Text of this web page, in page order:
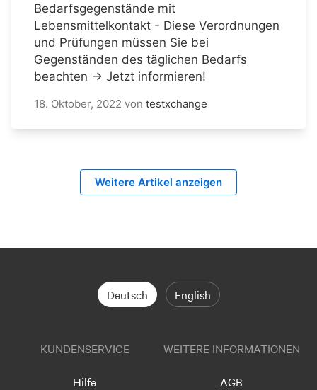
Bedarfsgegenstände mit
Lebensmittelkontakt - Diese Verordnungen
und Prüfungen müssen Sie bei
Gegenständen des täglichen Bedarfs
beachten → Jetzt informieren!
18. Oktober, 2022 von testxchange
Weitere Artikel anzeigen
Deutsch English
KUNDENSERVICE
Hilfe
WEITERE INFORMATIONEN
AGB